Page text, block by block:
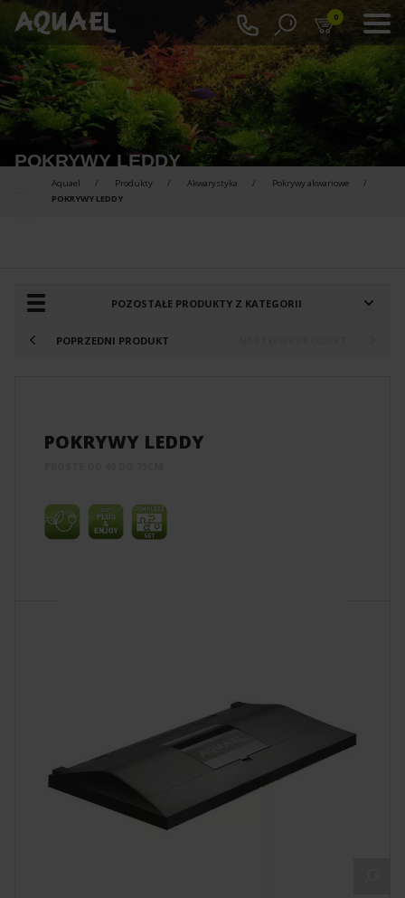
0
POKRYWY LEDDY
Aquael Produkty Akwarystyka
Pokrywy akwariowe
POKRYWY LEDDY
PRODUKTY DO PORÓWNANIA :
POZOSTAŁE PRODUKTY Z KATEGORII
POPRZEDNI PRODUKT
POKRYWY LEDDY